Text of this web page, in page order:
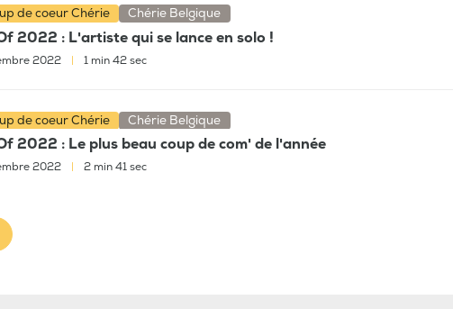
de coeur Chérie Chérie Belgique
2022 : L'artiste qui se lance en solo !
2022 | 1 min 42 sec
de coeur Chérie Chérie Belgique
2022 : Le plus beau coup de com' de l'année
2022 2 min 41 sec